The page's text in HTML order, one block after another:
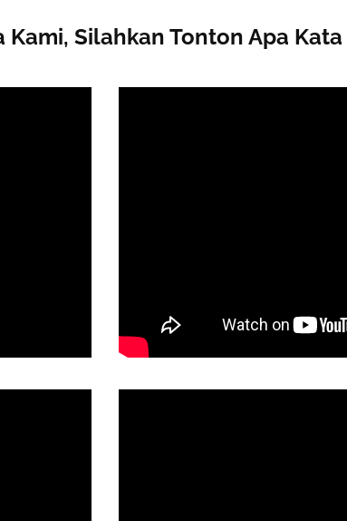
Silahkan Tonton Apa Kata